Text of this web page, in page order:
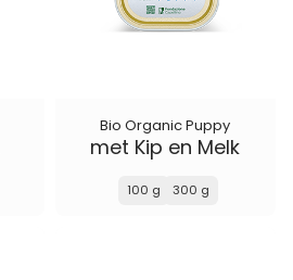
Bio Organic Puppy
met Kip en Melk
100 g 300 g